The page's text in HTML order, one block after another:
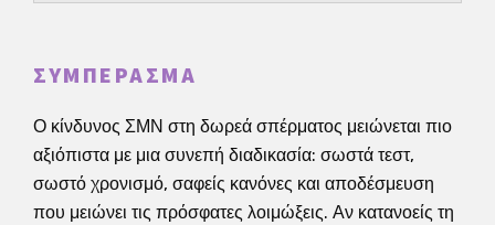
ΣΥΜΠΈΡΑΣΜΑ
Ο κίνδυνος ΣΜΝ στη δωρεά σπέρματος μειώνεται πιο
αξιόπιστα με μια συνεπή διαδικασία: σωστά τεστ,
σωστό χρονισμό, σαφείς κανόνες και αποδέσμευση
που μειώνει τις πρόσφατες λοιμώξεις. Αν κατανοείς τη